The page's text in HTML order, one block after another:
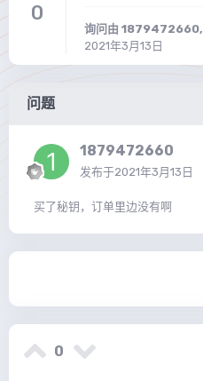
0
询问由 1879472660,
2021年3月13日
问题
1879472660
发布于2021年3月13日
买了秘钥，订单里边没有啊
0